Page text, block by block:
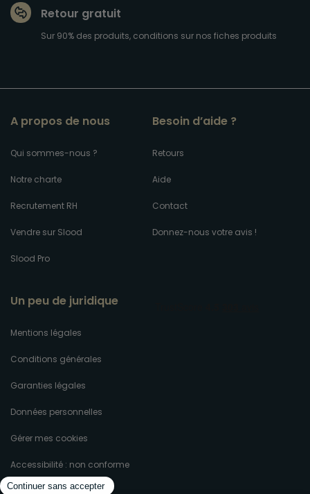
Retour gratuit
Sur 90% des produits, conditions sur nos fiches produits
A propos de nous
Qui sommes-nous ?
Notre charte
Recrutement RH
Vendre sur Slood
Slood Pro
Besoin d’aide ?
Retours
Aide
Contact
Donnez-nous votre avis !
Un peu de juridique
Mentions légales
Conditions générales
Garanties légales
Données personnelles
Gérer mes cookies
Accessibilité : non conforme